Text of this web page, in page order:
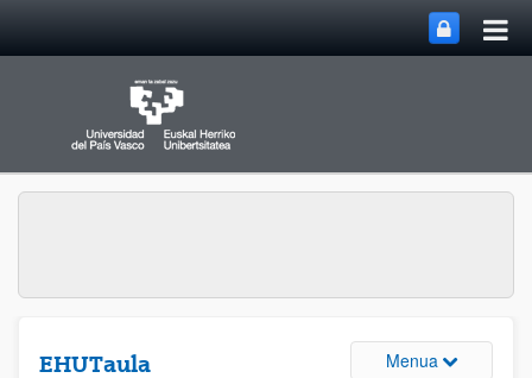
EHUTaula Menua